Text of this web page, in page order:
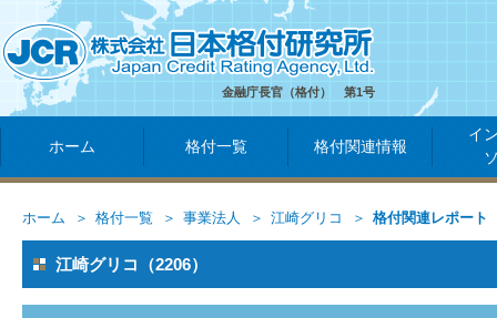
金融庁長官（格付） 第1号
ホーム 格付一覧 格付関連情報
イ
ホーム 格付一覧 事業法人 江崎グリコ 格付関連レポート
江崎グリコ（2206）